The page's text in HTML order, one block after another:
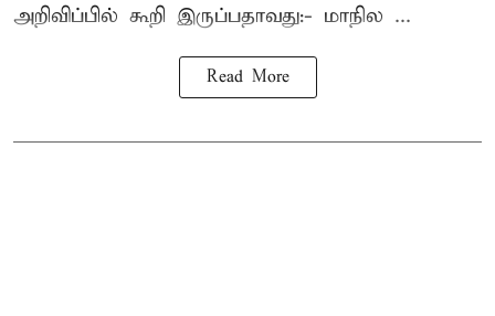
அறிவிப்பில் கூறி இருப்பதாவது:- மாநில ...
Read More